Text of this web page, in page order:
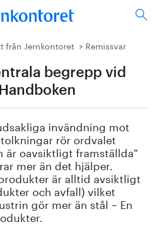
från Jernkontoret Remissvar
begrepp vid
invändning mot
rör ordvalet
är oavsiktligt framställda"
mer än det hjälper.
är alltid avsiktligt
och avfall) vilket
gör mer än stål – En